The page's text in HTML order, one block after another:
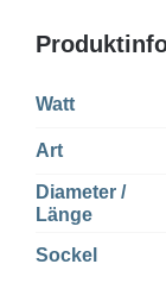
Watt
Art
Diameter /
Länge
Sockel